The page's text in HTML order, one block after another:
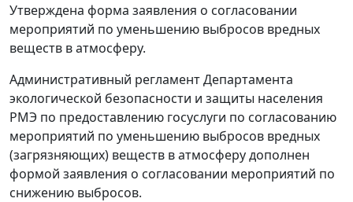
Утверждена форма заявления о согласовании
мероприятий по уменьшению выбросов вредных
веществ в атмосферу.
Административный регламент Департамента
экологической безопасности и защиты населения
РМЭ по предоставлению госуслуги по согласованию
мероприятий по уменьшению выбросов вредных
(загрязняющих) веществ в атмосферу дополнен
формой заявления о согласовании мероприятий по
снижению выбросов.